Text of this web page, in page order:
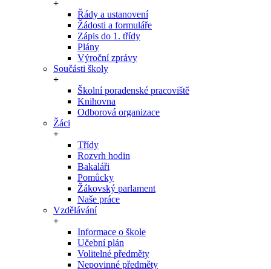
Řády a ustanovení
Žádosti a formuláře
Zápis do 1. třídy
Plány
Výroční zprávy
Součásti školy
Školní poradenské pracoviště
Knihovna
Odborová organizace
Žáci
Třídy
Rozvrh hodin
Bakaláři
Pomůcky
Žákovský parlament
Naše práce
Vzdělávání
Informace o škole
Učební plán
Volitelné předměty
Nepovinné předměty